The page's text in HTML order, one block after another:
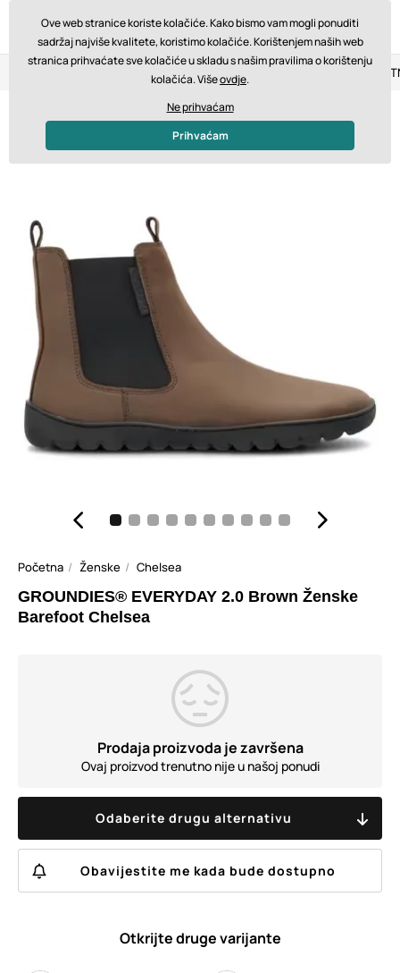
Povrat u roku od 14 dana Brza dostava od 200 €
Početna Ženske Chelsea
GROUNDIES® EVERYDAY 2.0 Brown Ženske
Barefoot Chelsea
Prodaja proizvoda je završena
Ovaj proizvod trenutno nije u našoj ponudi
Odaberite drugu alternativu
Obavijestite me kada bude dostupno
Otkrijte druge varijante
Ove web stranice koriste kolačiće. Kako bismo vam mogli ponuditi
sadržaj najviše kvalitete, koristimo kolačiće. Korištenjem naših web
stranica prihvaćate sve kolačiće u skladu s našim pravilima o korištenju
kolačića. Višeovdje.
Ne prihvaćam
Prihvaćam